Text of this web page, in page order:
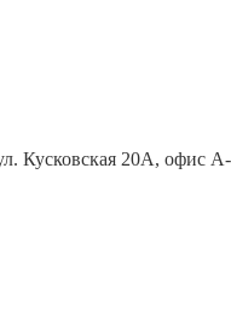
Кусковская 20А, офис